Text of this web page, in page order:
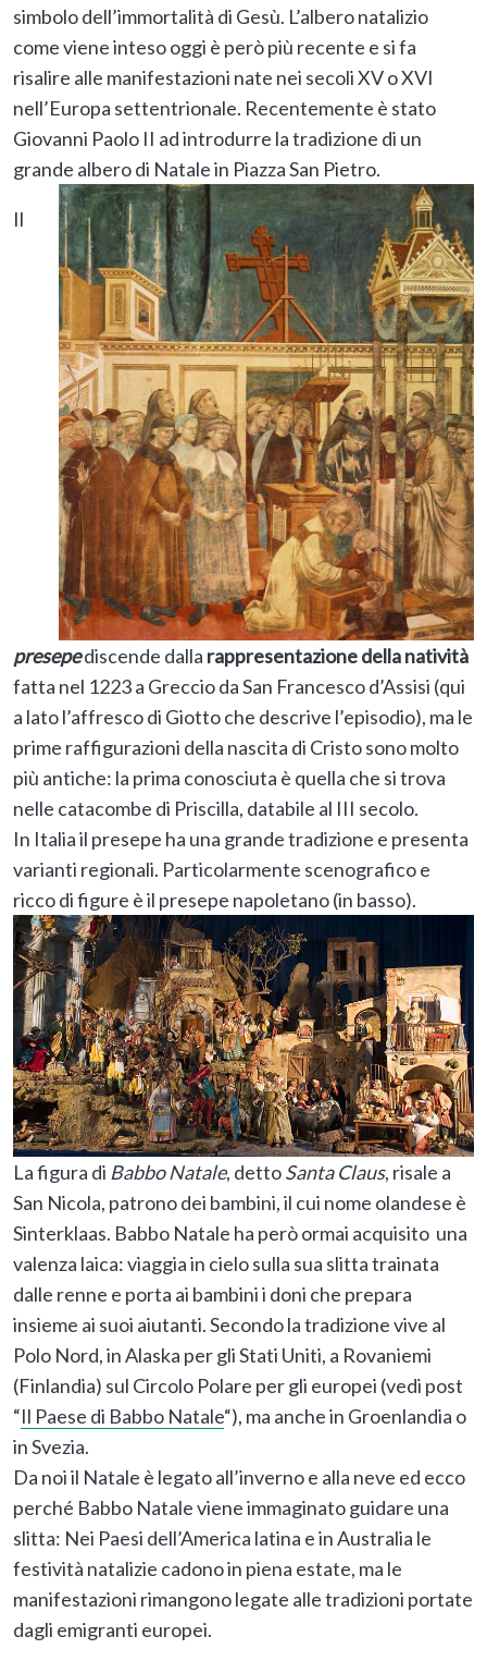
simbolo dell’immortalità di Gesù. L’albero natalizio
come viene inteso oggi è però più recente e si fa
risalire alle manifestazioni nate nei secoli XV o XVI
nell’Europa settentrionale. Recentemente è stato
Giovanni Paolo II ad introdurre la tradizione di un
grande albero di Natale in Piazza San Pietro.
Il
presepediscende dalla rappresentazione della natività
fatta nel 1223 a Greccio da San Francesco d’Assisi (qui
a lato l’affresco di Giotto che descrive l’episodio), ma le
prime raffigurazioni della nascita di Cristo sono molto
più antiche: la prima conosciuta è quella che si trova
nelle catacombe di Priscilla, databile al III secolo.
In Italia il presepe ha una grande tradizione e presenta
varianti regionali. Particolarmente scenografico e
ricco di figure è il presepe napoletano (in basso).
La figura di Babbo Natale, dettoSanta Claus, risale a
San Nicola, patrono dei bambini, il cui nome olandese è
Sinterklaas. Babbo Natale ha però ormai acquisito una
valenza laica: viaggia in cielo sulla sua slitta trainata
dalle renne e porta ai bambini i doni che prepara
insieme ai suoi aiutanti. Secondo la tradizione vive al
Polo Nord, in Alaska per gli Stati Uniti, a Rovaniemi
(Finlandia) sul Circolo Polare per gli europei (vedi post
“Il Paese di Babbo Natale“), ma anche in Groenlandia o
in Svezia.
Da noi il Natale è legato all’inverno e alla neve ed ecco
perché Babbo Natale viene immaginato guidare una
slitta: Nei Paesi dell’America latina e in Australia le
festività natalizie cadono in piena estate, ma le
manifestazioni rimangono legate alle tradizioni portate
dagli emigranti europei.